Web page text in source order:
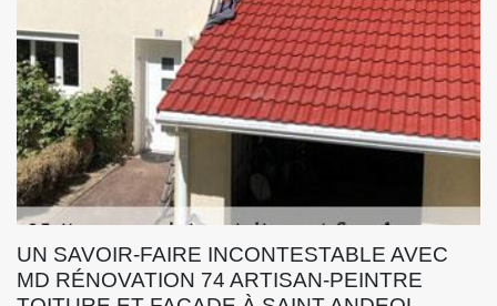
UN SAVOIR-FAIRE INCONTESTABLE AVEC
MD RÉNOVATION 74 ARTISAN-PEINTRE